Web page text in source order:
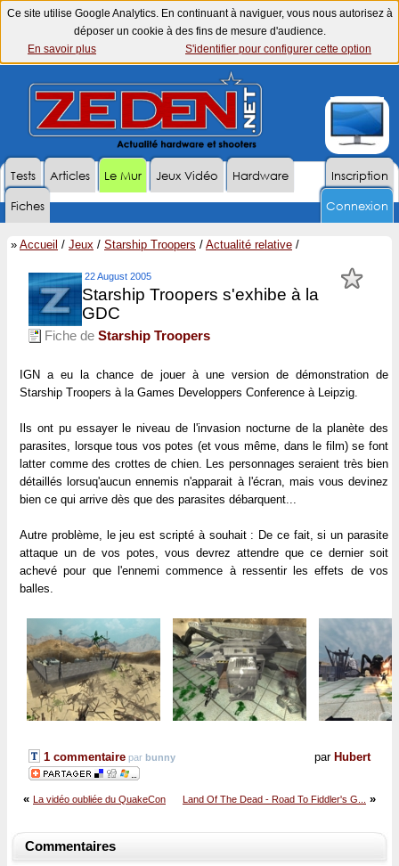
Ce site utilise Google Analytics. En continuant à naviguer, vous nous autorisez à
déposer un cookie à des fins de mesure d'audience.
En savoir plus
S'identifier pour configurer cette option
Inscription
Tests Articles Le Mur Jeux Vidéo
Hardware
Fiches
Connexion
» Accueil / Jeux / Starship Troopers / Actualité relative /
22 August 2005
Starship Troopers s'exhibe à la
GDC
Fiche de Starship Troopers
IGN a eu la chance de jouer à une version de démonstration de
Starship Troopers à la Games Developpers Conference à Leipzig.
Ils ont pu essayer le niveau de l'invasion nocturne de la planète des
parasites, lorsque tous vos potes (et vous même, dans le film) se font
latter comme des crottes de chien. Les personnages seraient très bien
détaillés lorsuq'aucun ennemis n'apparait à l'écran, mais vous devinez
bien ce qui arrive dès que des parasites débarquent...
Autre problème, le jeu est scripté à souhait : De ce fait, si un parasite
attaque un de vos potes, vous devrez attendre que ce dernier soit
achevé pour que l'ennemi commence à ressentir les effets de vos
balles.
par Hubert
1 commentaire par bunny
Land Of The Dead - Road To Fiddler's G... »
« La vidéo oubliée du QuakeCon
Commentaires